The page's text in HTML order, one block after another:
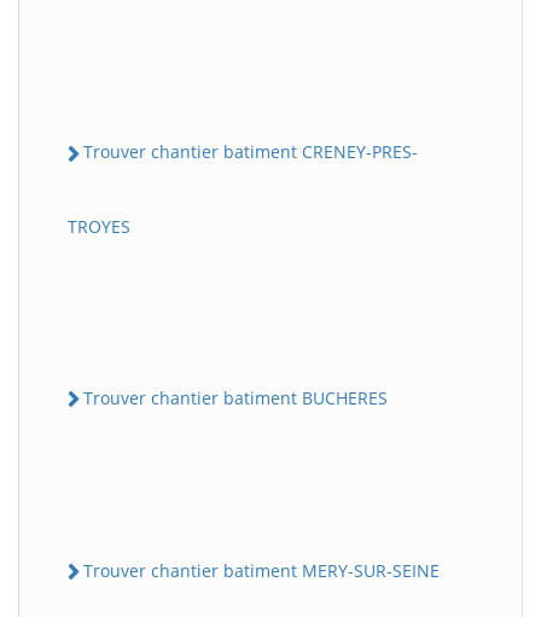
Trouver chantier batiment CRENEY-PRES-
TROYES
Trouver chantier batiment BUCHERES
Trouver chantier batiment MERY-SUR-SEINE